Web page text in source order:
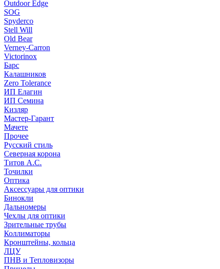
Outdoor Edge
SOG
Spyderco
Stell Will
Old Bear
Verney-Carron
Victorinox
Барс
Калашников
Zero Tolerance
ИП Елагин
ИП Семина
Кизляр
Мастер-Гарант
Мачете
Прочее
Русский стиль
Северная корона
Титов А.С.
Точилки
Оптика
Аксессуары для оптики
Бинокли
Дальномеры
Чехлы для оптики
Зрительные трубы
Коллиматоры
Кронштейны, кольца
ЛЦУ
ПНВ и Тепловизоры